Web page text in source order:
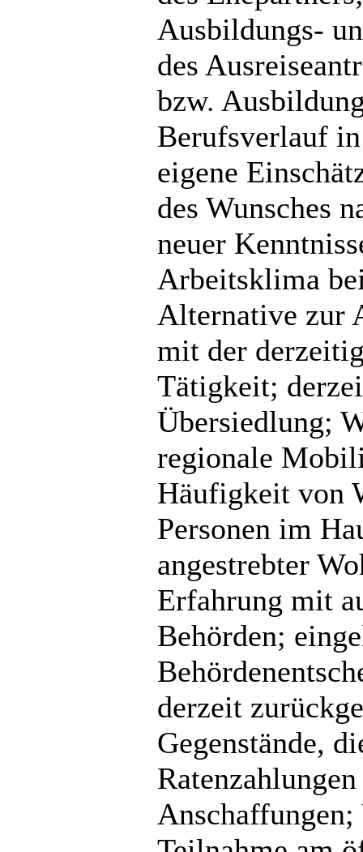
Ausbildungs-
des
bzw.
Berufsverlauf
eigene
des Wunsches
neuer
Arbeitsklima
Alternative zur
mit der
Tätigkeit;
Übersiedlung;
regionale
Häufigkeit von
Personen im
angestrebter
Erfahrung mit
Behörden;
derzeit
Gegenstände,